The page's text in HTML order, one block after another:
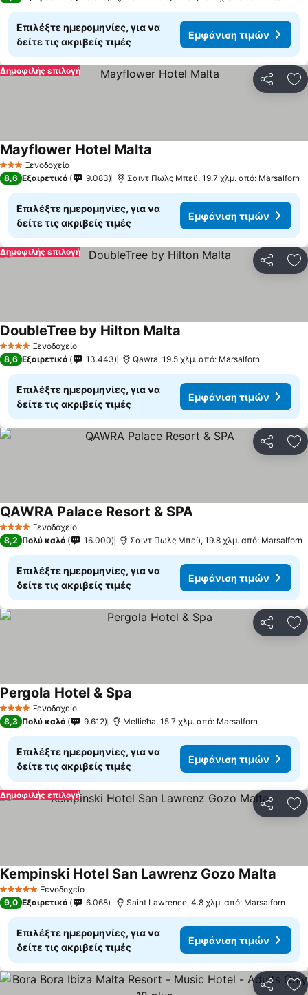
Επιλέξτε ημερομηνίες, για να
δείτε τις ακριβείς τιμές
Εμφάνιση τιμών
Δημοφιλής επιλογή
3 ΑστέριαΞενοδοχείο
Mayflower Hotel Malta
8,6 Εξαιρετικό 9.083 Σαιντ Πωλς Μπεϋ, 19.7 χλμ. από: Marsalforn
Επιλέξτε ημερομηνίες, για να
δείτε τις ακριβείς τιμές
Εμφάνιση τιμών
Δημοφιλής επιλογή
4 ΑστέριαΞενοδοχείο
DoubleTree by Hilton Malta
8,6 Εξαιρετικό 13.443 Qawra, 19.5 χλμ. από: Marsalforn
Επιλέξτε ημερομηνίες, για να
δείτε τις ακριβείς τιμές
Εμφάνιση τιμών
4 ΑστέριαΞενοδοχείο
QAWRA Palace Resort & SPAΕμφάνιση τιμών
8,2 Πολύ καλό 16.000 Σαιντ Πωλς Μπεϋ, 19.8 χλμ. από: Marsalforn
Επιλέξτε ημερομηνίες, για να
δείτε τις ακριβείς τιμές
Εμφάνιση τιμών
4 ΑστέριαΞενοδοχείο
Pergola Hotel & Spa
8,3 Πολύ καλό 9.612 Mellieħa, 15.7 χλμ. από: Marsalforn
Επιλέξτε ημερομηνίες, για να
δείτε τις ακριβείς τιμές
Εμφάνιση τιμών
Δημοφιλής επιλογή
5 Αστέρια Ξενοδοχείο
Kempinski Hotel San Lawrenz Gozo Malta
9,0 Εξαιρετικό 6.068 Saint Lawrence, 4.8 χλμ. από: Marsalforn
Επιλέξτε ημερομηνίες, για να
δείτε τις ακριβείς τιμές
Εμφάνιση τιμών